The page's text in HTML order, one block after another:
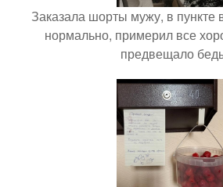
Заказала шорты мужу, в
нормально, примерил все
предвещало